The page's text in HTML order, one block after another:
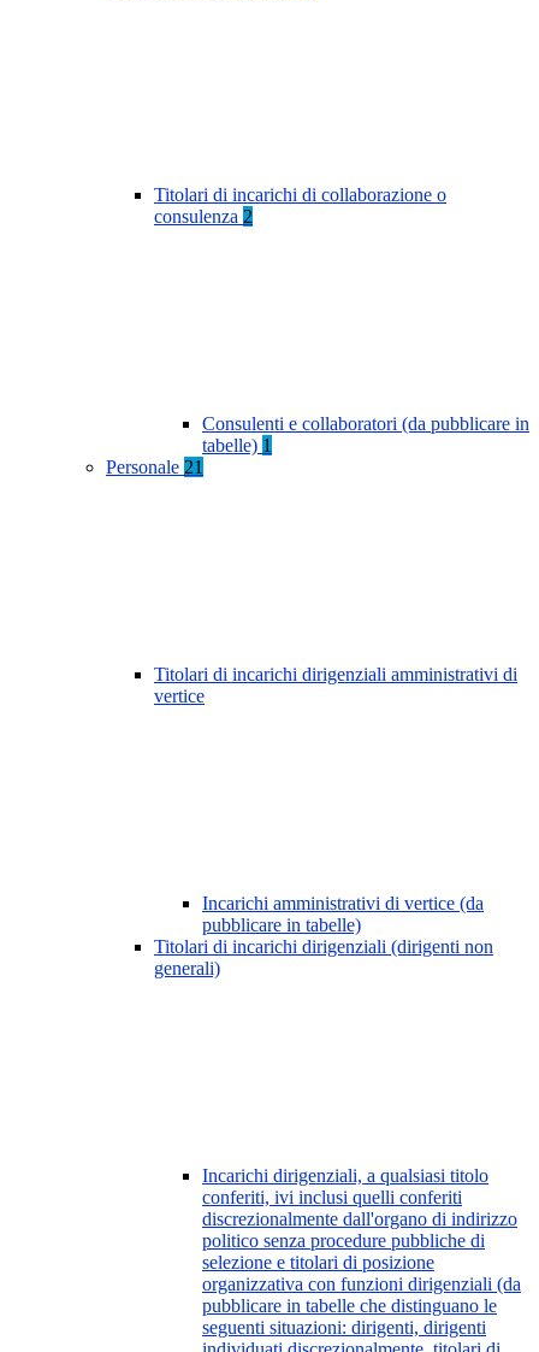
Titolari di incarichi di collaborazione o
consulenza 2
Consulenti e collaboratori (da pubblicare in
tabelle) 1
Personale 21
Titolari di incarichi dirigenziali amministrativi di
vertice
Incarichi amministrativi di vertice (da
pubblicare in tabelle)
Titolari di incarichi dirigenziali (dirigenti non
generali)
Incarichi dirigenziali, a qualsiasi titolo
conferiti, ivi inclusi quelli conferiti
discrezionalmente dall'organo di indirizzo
politico senza procedure pubbliche di
selezione e titolari di posizione
organizzativa con funzioni dirigenziali (da
pubblicare in tabelle che distinguano le
seguenti situazioni: dirigenti, dirigenti